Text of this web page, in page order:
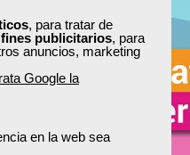
, para tratar de
fines publicitarios, para
anuncios, marketing
Google la
en la web sea